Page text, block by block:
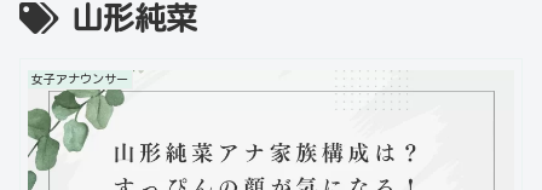
山形純菜
女子アナウンサー